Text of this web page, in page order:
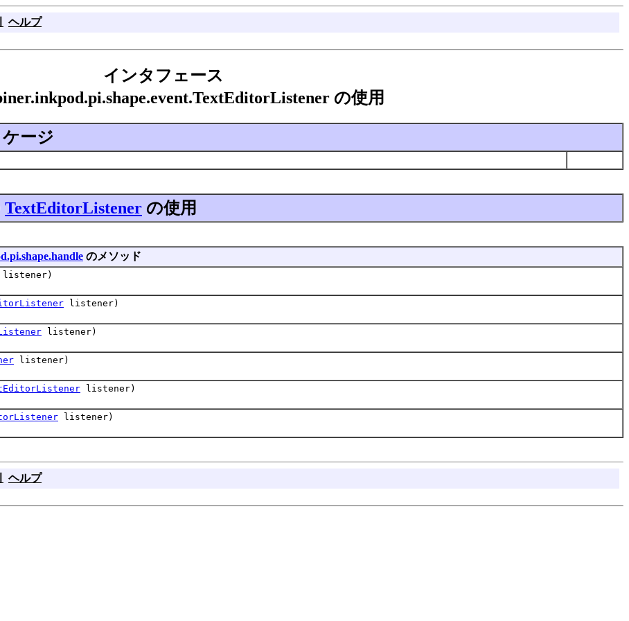
ヘルプ
インタフェース
の使用
ージ
TextEditorListener の使用
のメソッド
listener)
listener)
listener)
listener)
listener)
listener)
ヘルプ